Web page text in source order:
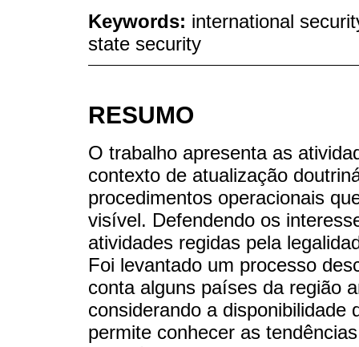
Keywords: international
state security
RESUMO
O trabalho apresenta as
contexto de atualização
procedimentos operacionais
visível. Defendendo os
atividades regidas pela
Foi levantado um processo
conta alguns países da região
considerando a disponibilidade
permite conhecer as